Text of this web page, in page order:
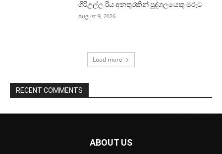
ගිරිඋල්ල රිය අනතුරකින් පුද්ගලයෙකු මරුට
August 9, 2026
Load more
RECENT COMMENTS
ABOUT US